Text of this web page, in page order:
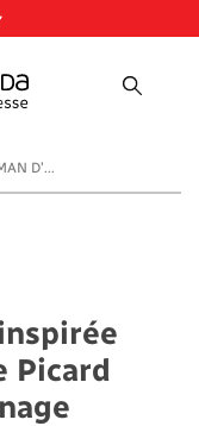
D’...
Picard